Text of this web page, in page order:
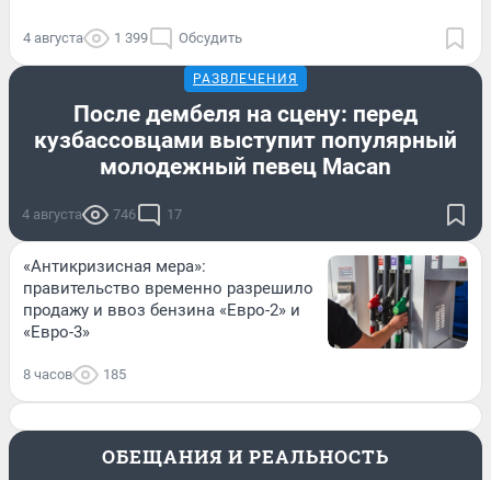
4 августа 1 399 Обсудить
РАЗВЛЕЧЕНИЯ
После дембеля на сцену: перед
кузбассовцами выступит популярный
молодежный певец Macan
4 августа 746 17
«Антикризисная мера»:
правительство временно разрешило
продажу и ввоз бензина «Евро-2» и
«Евро-3»
8 часов 185
ОБЕЩАНИЯ И РЕАЛЬНОСТЬ